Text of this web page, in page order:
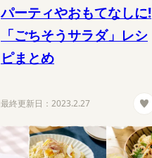
パーティやおもてなしに!
「ごちそうサラダ」レシ
ピまとめ
最終更新日： 2023.2.27